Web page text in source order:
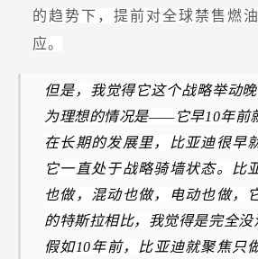
的趋势下，提前对全球禁售燃
应。
但是，我觉得它这个战略举动
为理想的情况是——它早10年前
在长期的发展里，比亚迪很早
它一直处于战略骑墙状态。比
也做，混动也做，电动也做，
的特斯拉相比，我觉得是完全没
假如10年前，比亚迪就聚焦只